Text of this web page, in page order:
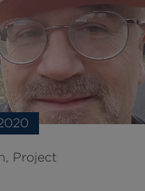
, Project
entreprise dans la
Management